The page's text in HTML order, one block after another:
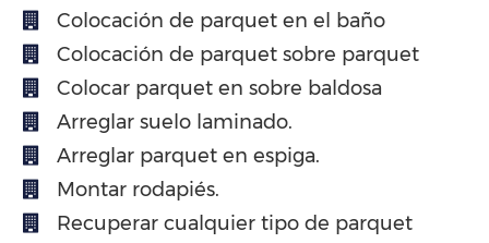
Colocación de parquet en el baño
Colocación de parquet sobre parquet
Colocar parquet en sobre baldosa
Arreglar suelo laminado.
Arreglar parquet en espiga.
Montar rodapiés.
Recuperar cualquier tipo de parquet